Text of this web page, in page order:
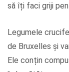
să îți faci griji
Legumele
de Bruxelles și
Ele conțin